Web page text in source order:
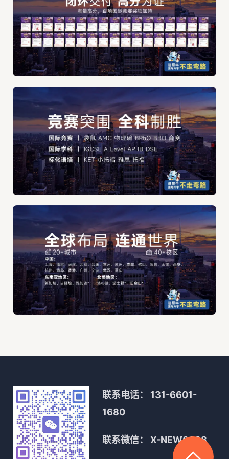
联系电话： 131-6601-
1680
联系微信： X-NEW0088